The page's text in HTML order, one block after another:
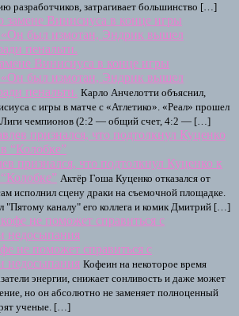
разработчиков, затрагивает большинство […]
Винисиуса в конце игры
«Он был измотан, Эндрик вышел
пенальти. Карло Анчелотти объяснил,
с игры в матче с «Атлетико». «Реал» прошел
Лиги чемпионов (2:2 — общий счет, 4:2 — […]
признался, что подтолкнул Куценко к
Актёр Гоша Куценко отказался от
исполнил сцену драки на съемочной площадке.
"Пятому каналу" его коллега и комик Дмитрий […]
не поможет справиться с
недосыпания Кофеин на некоторое время
энергии, снижает сонливость и даже может
но он абсолютно не заменяет полноценный
ученые. […]